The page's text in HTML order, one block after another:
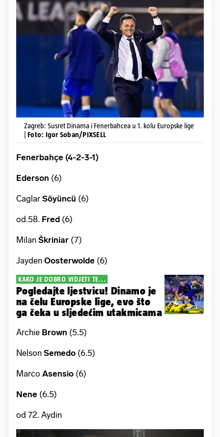
Zagreb: Susret Dinama i Fenerbahcea u 1. kolu Europske lige
Foto: Igor Soban/PIXSELL
Fenerbahçe (4-2-3-1)
Ederson (6)
Caglar Söyüncü (6)
od.58. Fred (6)
Milan Škriniar (7)
Jayden Oosterwolde (6)
KAKO JE DOBRO VIDJETI TE...
Pogledajte ljestvicu! Dinamo je
na čelu Europske lige, evo što
ga čeka u sljedećim utakmicama
Archie Brown (5.5)
Nelson Semedo (6.5)
Marco Asensio (6)
Nene (6.5)
od 72. Aydin